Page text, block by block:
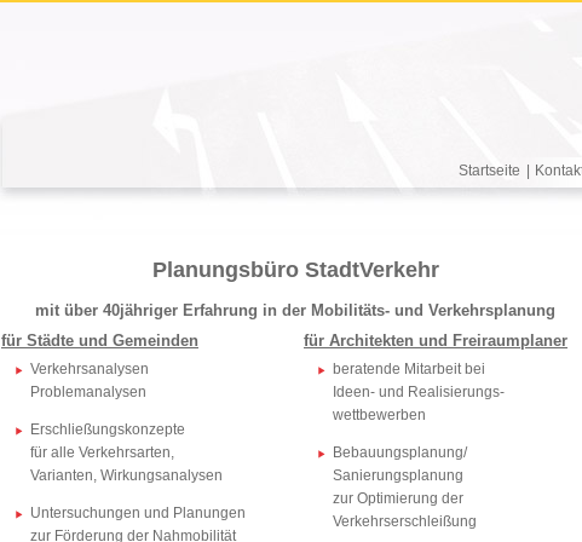
Startseite
Planungsbüro StadtVerkehr
mit über 40jähriger Erfahrung in der Mobilitäts- und Verkehrsplanung
für Städte und Gemeinden
Verkehrsanalysen
Problemanalysen
Erschließungskonzepte
für alle Verkehrsarten,
Varianten, Wirkungsanalysen
Untersuchungen und Planungen
zur Förderung der Nahmobilität
für Architekten und Freiraumplaner
beratende Mitarbeit bei
Ideen- und Realisierungs-
wettbewerben
Bebauungsplanung/
Sanierungsplanung
zur Optimierung der
Verkehrserschleißung